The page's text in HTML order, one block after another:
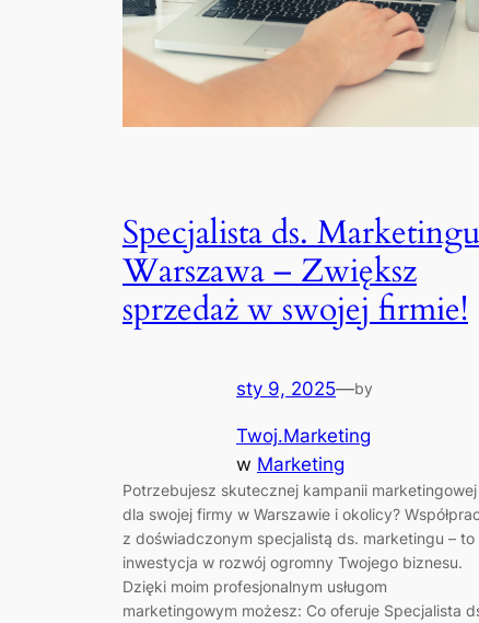
Specjalista ds. Marketingu
Warszawa – Zwiększ
sprzedaż w swojej firmie!
sty 9, 2025—by
Twoj.Marketing
w Marketing
Potrzebujesz skutecznej kampanii marketingowej
dla swojej firmy w Warszawie i okolicy?
z doświadczonym specjalistą ds. marketingu – to
inwestycja w rozwój ogromny Twojego biznesu.
Dzięki moim profesjonalnym usługom
marketingowym możesz: Co oferuje Specjalista